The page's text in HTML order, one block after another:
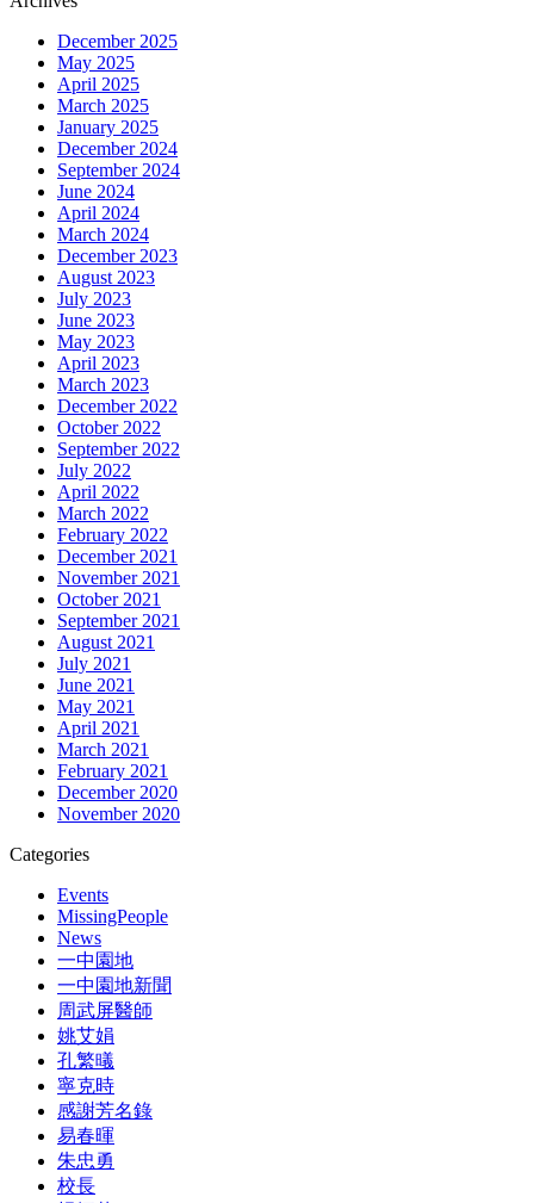
December 2025
May 2025
April 2025
March 2025
January 2025
December 2024
September 2024
June 2024
April 2024
March 2024
December 2023
August 2023
July 2023
June 2023
May 2023
April 2023
March 2023
December 2022
October 2022
September 2022
July 2022
April 2022
March 2022
February 2022
December 2021
November 2021
October 2021
September 2021
August 2021
July 2021
June 2021
May 2021
April 2021
March 2021
February 2021
December 2020
November 2020
Categories
Events
MissingPeople
News
一中園地
一中園地新聞
周武屏醫師
姚艾娟
孔繁㬢
寧克時
感謝芳名錄
易春暉
朱忠勇
校長